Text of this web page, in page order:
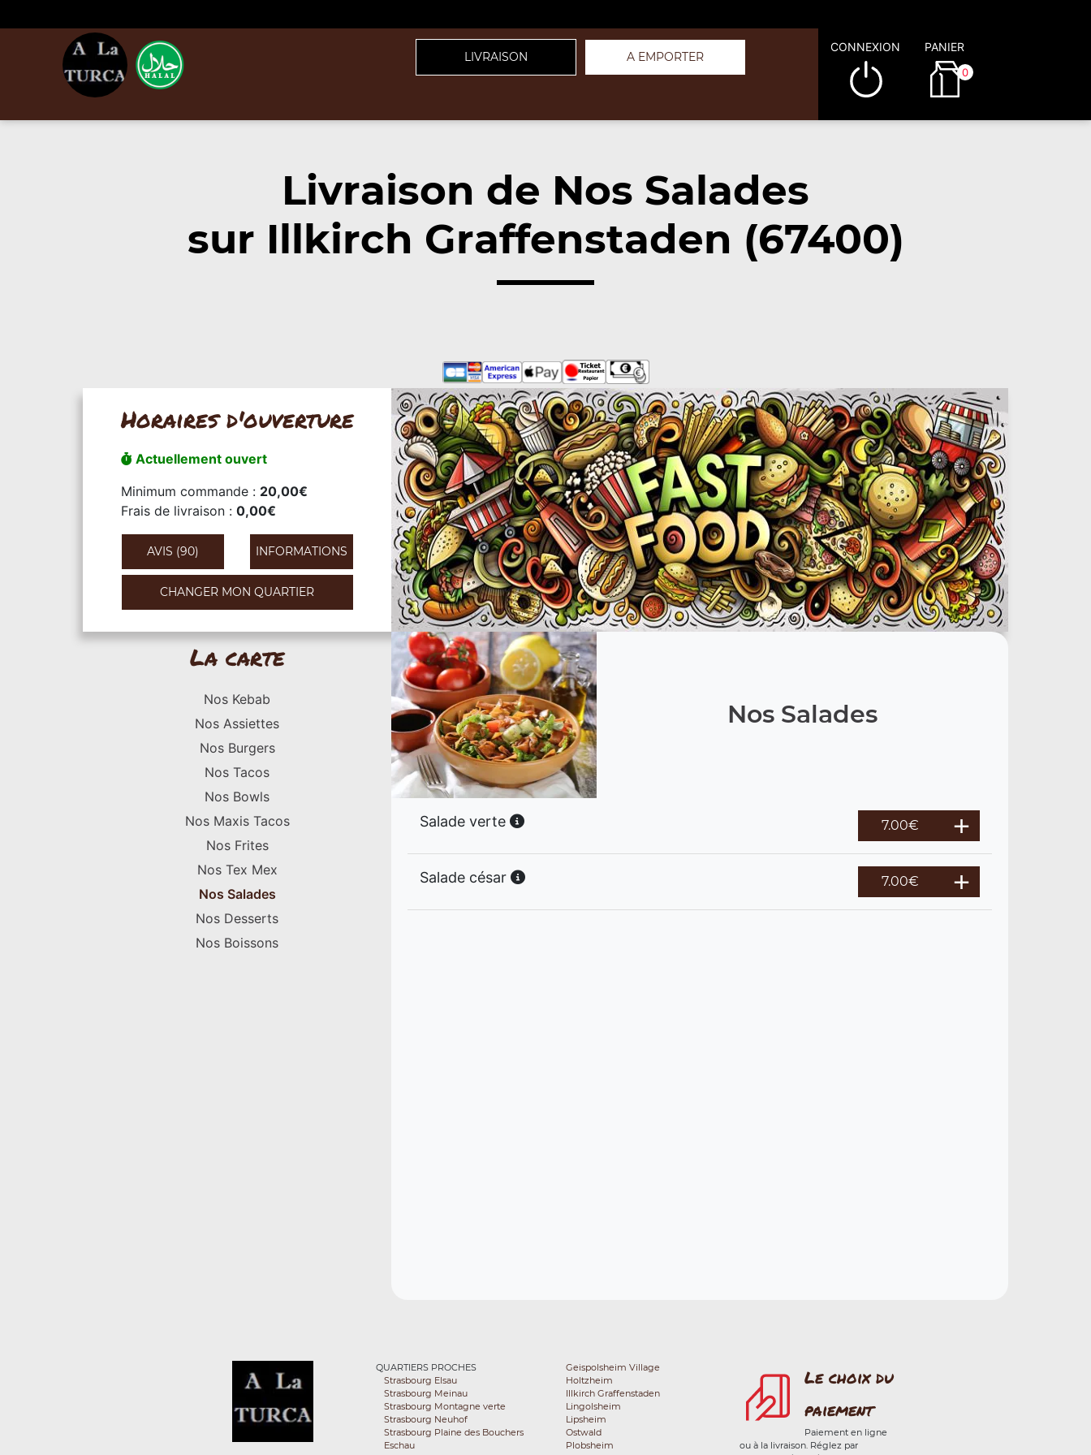
LIVRAISON A EMPORTER
CONNEXION PANIER
0
Livraison de Nos Salades
sur Illkirch Graffenstaden (67400)
Horaires d'ouverture
Actuellement ouvert
Minimum commande : 20,00€
Frais de livraison : 0,00€
AVIS (90) INFORMATIONS
CHANGER MON QUARTIER
La carte
Nos Kebab
Nos Assiettes
Nos Burgers
Nos Tacos
Nos Bowls
Nos Maxis Tacos
Nos Frites
Nos Tex Mex
Nos Salades
Nos Desserts
Nos Boissons
Nos Salades
Salade verte 7.00€
Salade césar 7.00€
QUARTIERS PROCHES
Strasbourg Elsau
Strasbourg Meinau
Strasbourg Montagne verte
Strasbourg Neuhof
Strasbourg Plaine des Bouchers
Eschau
Geispolsheim Village
Holtzheim
Illkirch Graffenstaden
Lingolsheim
Lipsheim
Ostwald
Plobsheim
Le choix du
paiement
Paiement en ligne
ou à la livraison. Réglez par